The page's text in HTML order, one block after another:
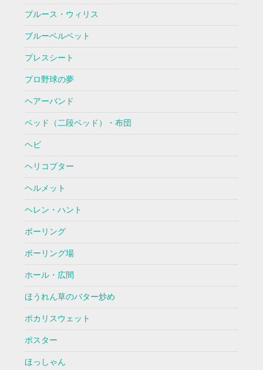
ブルース・ウィリス
ブルーベルベット
プレスシート
プロ野球の夢
ヘアーバンド
ベッド（二段ベッド）・布団
ヘビ
ヘリコプター
ヘルメット
ヘレン・ハント
ボーリング
ボーリング場
ホール・広間
ほうれん草のバター炒め
ポカリスウェット
ポスター
ほっしゃん